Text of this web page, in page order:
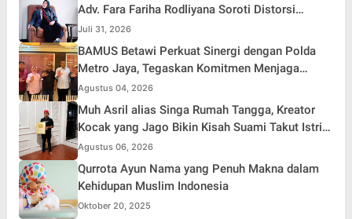
Adv. Fara Fariha Rodliyana Soroti Distorsi
Simpati Publik dan Aksi Main Hakim Sendiri
Juli 31, 2026
BAMUS Betawi Perkuat Sinergi dengan Polda
Metro Jaya, Tegaskan Komitmen Menjaga
Jakarta Aman, Damai, dan Kondusif Jelang HUT
ke-81 Republik Indonesia
Agustus 04, 2026
Muh Asril alias Singa Rumah Tangga, Kreator
Kocak yang Jago Bikin Kisah Suami Takut Istri
Jadi Hiburan
Agustus 06, 2026
Qurrota Ayun Nama yang Penuh Makna dalam
Kehidupan Muslim Indonesia
Oktober 20, 2025